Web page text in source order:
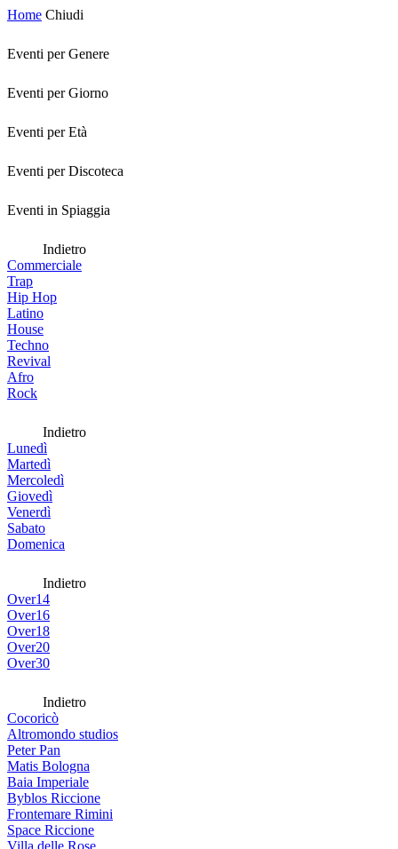
Home Chiudi
Eventi per Genere
Eventi per Giorno
Eventi per Età
Eventi per Discoteca
Eventi in Spiaggia
Indietro
Commerciale
Trap
Hip Hop
Latino
House
Techno
Revival
Afro
Rock
Indietro
Lunedì
Martedì
Mercoledì
Giovedì
Venerdì
Sabato
Domenica
Indietro
Over14
Over16
Over18
Over20
Over30
Indietro
Cocoricò
Altromondo studios
Peter Pan
Matis Bologna
Baia Imperiale
Byblos Riccione
Frontemare Rimini
Space Riccione
Villa delle Rose